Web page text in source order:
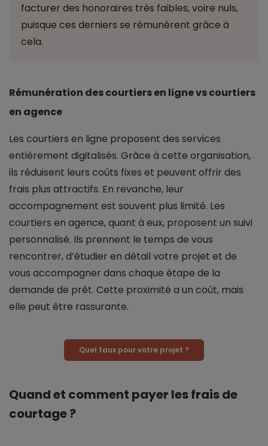
facturer des honoraires très faibles, voire nuls,
puisque ces derniers se rémunèrent grâce à
cela.
Rémunération des courtiers en ligne vs courtiers
en agence
Les courtiers en ligne proposent des services
entièrement digitalisés. Grâce à cette organisation,
ils réduisent leurs coûts fixes et peuvent offrir des
frais plus attractifs. En revanche, leur
accompagnement est souvent plus limité. Les
courtiers en agence, quant à eux, proposent un suivi
personnalisé. Ils prennent le temps de vous
rencontrer, d’étudier en détail votre projet et de
vous accompagner dans chaque étape de la
demande de prêt. Cette proximité a un coût, mais
elle peut être rassurante.
Quel taux pour votre projet ?
Quand et comment payer les frais de
courtage ?